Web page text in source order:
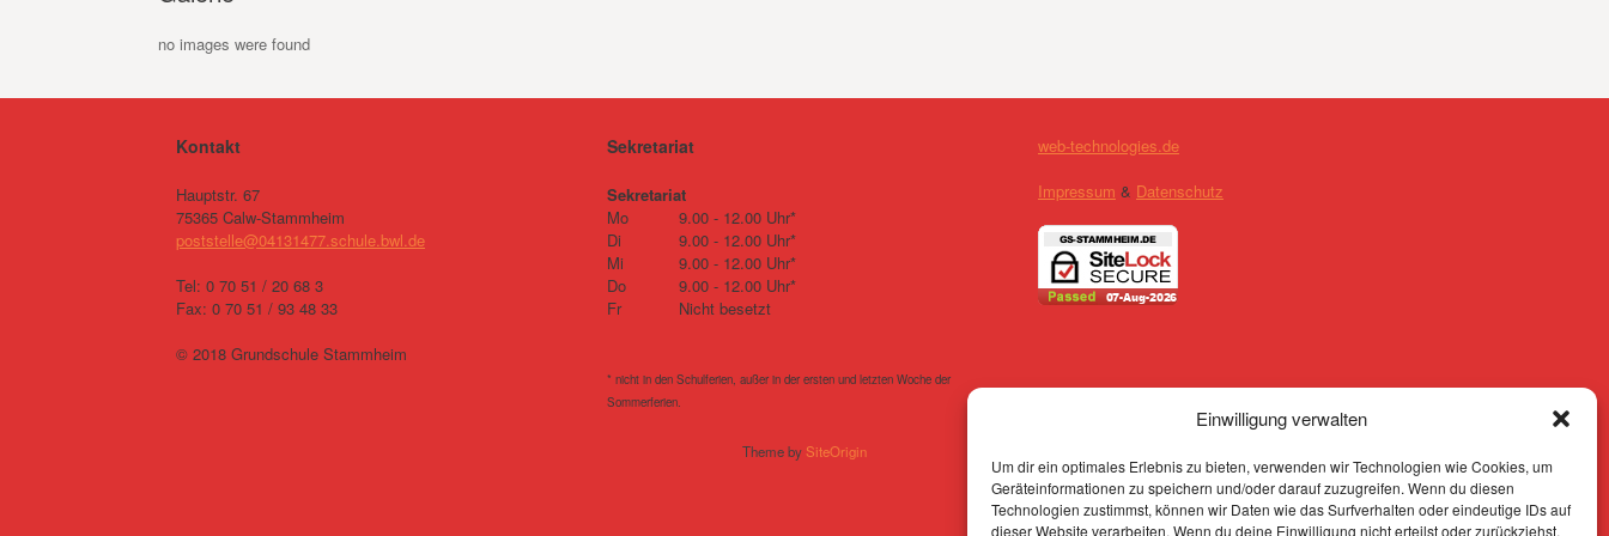
Einwilligung verwalten
Um dir ein optimales Erlebnis zu bieten, verwenden wir Technologien wie Cookies, um
Geräteinformationen zu speichern und/oder darauf zuzugreifen. Wenn du diesen
Technologien zustimmst, können wir Daten wie das Surfverhalten oder eindeutige IDs auf
dieser Website verarbeiten. Wenn du deine Einwilligung nicht erteilst oder zurückziehst,
no images were found
Kontakt
Hauptstr. 67
75365 Calw-Stammheim
poststelle@04131477.schule.bwl.de
Tel: 0 70 51 / 20 68 3
Fax: 0 70 51 / 93 48 33
© 2018 Grundschule Stammheim
Sekretariat
Sekretariat
Mo
9.00 - 12.00 Uhr*
Di
9.00 - 12.00 Uhr*
Mi
9.00 - 12.00 Uhr*
Do
9.00 - 12.00 Uhr*
Fr
Nicht besetzt
* nicht in den Schulferien, außer in der ersten und letzten Woche der
Sommerferien.
web-technologies.de
Impressum & Datenschutz
Theme bySiteOrigin